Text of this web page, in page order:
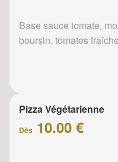
Base sauce tomate,
boursin, tomates
Pizza Végétarienne
Dès 10.00 €